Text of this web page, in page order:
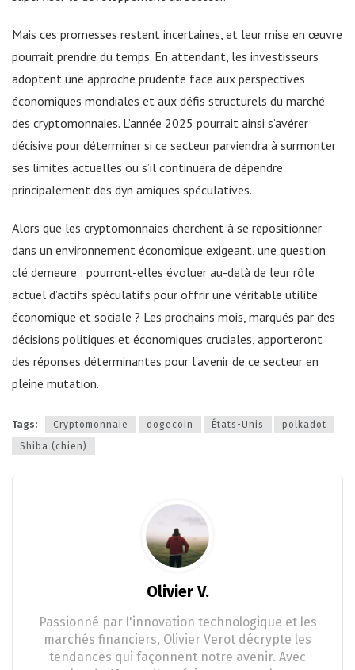
Mais ces promesses restent incertaines, et leur mise en œuvre
pourrait prendre du temps. En attendant, les investisseurs
adoptent une approche prudente face aux perspectives
économiques mondiales et aux défis structurels du marché
des cryptomonnaies. L’année 2025 pourrait ainsi s’avérer
décisive pour déterminer si ce secteur parviendra à surmonter
ses limites actuelles ou s’il continuera de dépendre
principalement des dyn amiques spéculatives.
Alors que les cryptomonnaies cherchent à se repositionner
dans un environnement économique exigeant, une question
clé demeure : pourront-elles évoluer au-delà de leur rôle
actuel d’actifs spéculatifs pour offrir une véritable utilité
économique et sociale ? Les prochains mois, marqués par des
décisions politiques et économiques cruciales, apporteront
des réponses déterminantes pour l’avenir de ce secteur en
pleine mutation.
Tags: Cryptomonnaie dogecoin États-Unis
polkadot
Shiba (chien)
Olivier V.
Passionné par l'innovation technologique et les
marchés financiers, Olivier Verot décrypte les
tendances qui façonnent notre avenir. Avec